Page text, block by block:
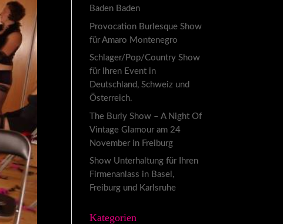
Baden Baden
Provocation Burlesque Show
für Amaro Montenegro
Schlager/Pop/Country Show
für Ihren Event in
Deutschland, Schweiz und
Österreich.
The Burly Show – A Night Of
Vintage Glamour am 24
November in Freiburg
Show Unterhaltung für Ihren
Firmenanlass in Basel,
Freiburg und Karlsruhe
Kategorien